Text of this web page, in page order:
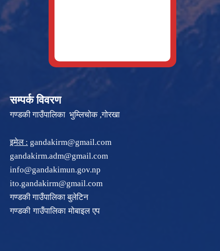
सम्पर्क विवरण
गण्डकी गाउँपालिका भुम्लिचोक ,गोरखा
इमेल : gandakirm@gmail.com
gandakirm.adm@gmail.com
info@gandakimun.gov.np
ito.gandakirm@gmail.com
गण्डकी गाउँपालिका बुलेटिन
गण्डकी गाउँपालिका मोबाइल एप